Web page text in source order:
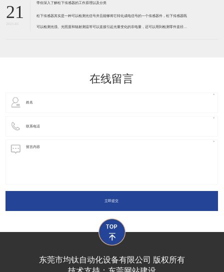
器是利用相应材料的浆料，涂覆在陶瓷基片上
21
2021-01
带你深入了解松下传感器的工作原理以及分类
松下传感器其实是一种可以检测光信号并且能够将它转化成电信号的一个传感器件，松下传感器既
可以检测光强、光照度和辐射测温等可以直接引起光量变化的非电量，还可以用到检测零件直径、
在线留言
立即提交
东莞市均钛自动化设备有限公司 版权所有